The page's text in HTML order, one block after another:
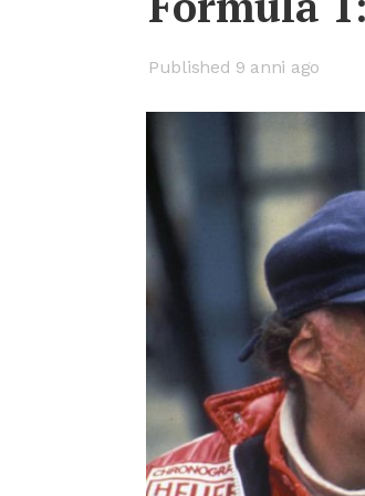
Published 9 anni ago